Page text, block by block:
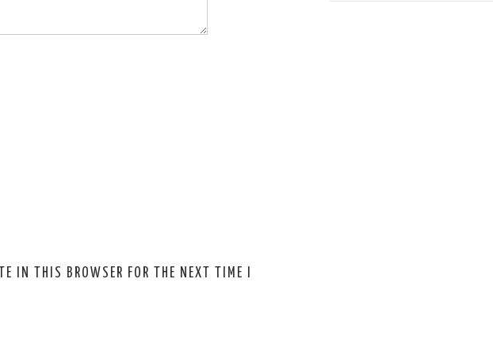
IN THIS BROWSER FOR THE NEXT TIME I